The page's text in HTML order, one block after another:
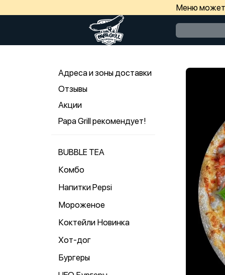
Меню может
Адреса и зоны доставки
Отзывы
Акции
Papa Grill рекомендует!
BUBBLE TEA
Комбо
Напитки Pepsi
Мороженое
Коктейли Новинка
Хот-дог
Бургеры